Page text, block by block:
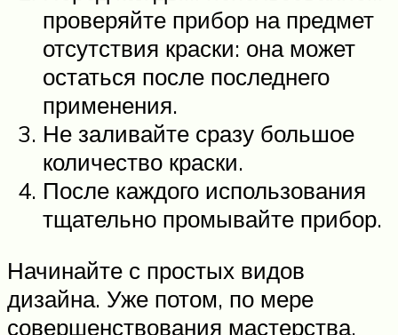
проверяйте прибор на предмет
отсутствия краски: она может
остаться после последнего
применения.
Не заливайте сразу большое
количество краски.
После каждого использования
тщательно промывайте прибор.
Начинайте с простых видов
дизайна. Уже потом, по мере
совершенствования мастерства,